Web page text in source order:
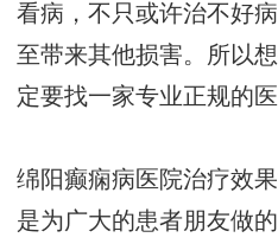
看病，不只或许治不好
至带来其他损害。所以
定要找一家专业正规的医
绵阳癫痫病医院治疗效
是为广大的患者朋友做